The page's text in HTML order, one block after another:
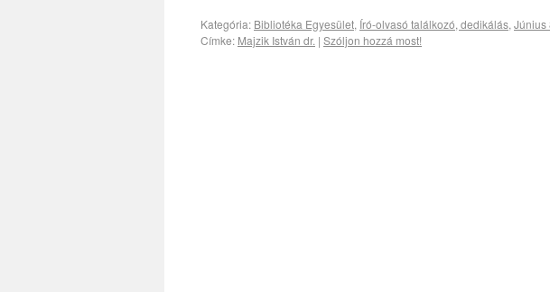
Kategória: Bibliotéka Egyesület, Író-olvasó találkozó, dedikálás, Június
Címke: Majzik István dr. | Szóljon hozzá most!